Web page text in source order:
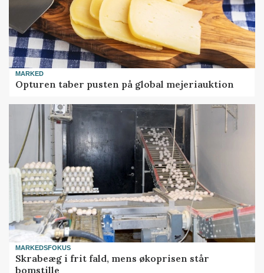
MARKED
Opturen taber pusten på global mejeriauktion
MARKEDSFOKUS
Skrabeæg i frit fald, mens økoprisen står
bomstille